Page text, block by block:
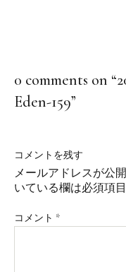
0 comments on “
Eden-159”
コメントを残す
メールアドレスが公
いている欄は必須項
コメント *